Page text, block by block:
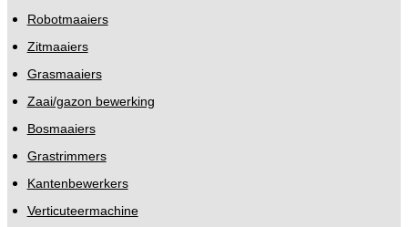
Robotmaaiers
Zitmaaiers
Grasmaaiers
Zaai/gazon bewerking
Bosmaaiers
Grastrimmers
Kantenbewerkers
Verticuteermachine